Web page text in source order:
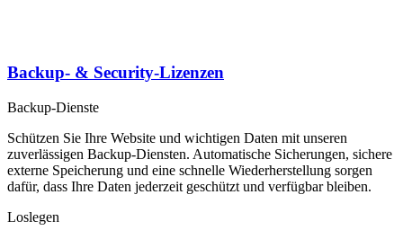
Backup- & Security-Lizenzen
Backup-Dienste
Schützen Sie Ihre Website und wichtigen Daten mit unseren
zuverlässigen Backup-Diensten. Automatische Sicherungen, sichere
externe Speicherung und eine schnelle Wiederherstellung sorgen
dafür, dass Ihre Daten jederzeit geschützt und verfügbar bleiben.
Loslegen